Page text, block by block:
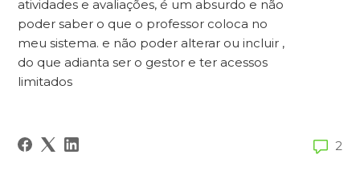
atividades e avaliações, é um absurdo e não
poder saber o que o professor coloca no
meu sistema. e não poder alterar ou incluir ,
do que adianta ser o gestor e ter acessos
limitados
2